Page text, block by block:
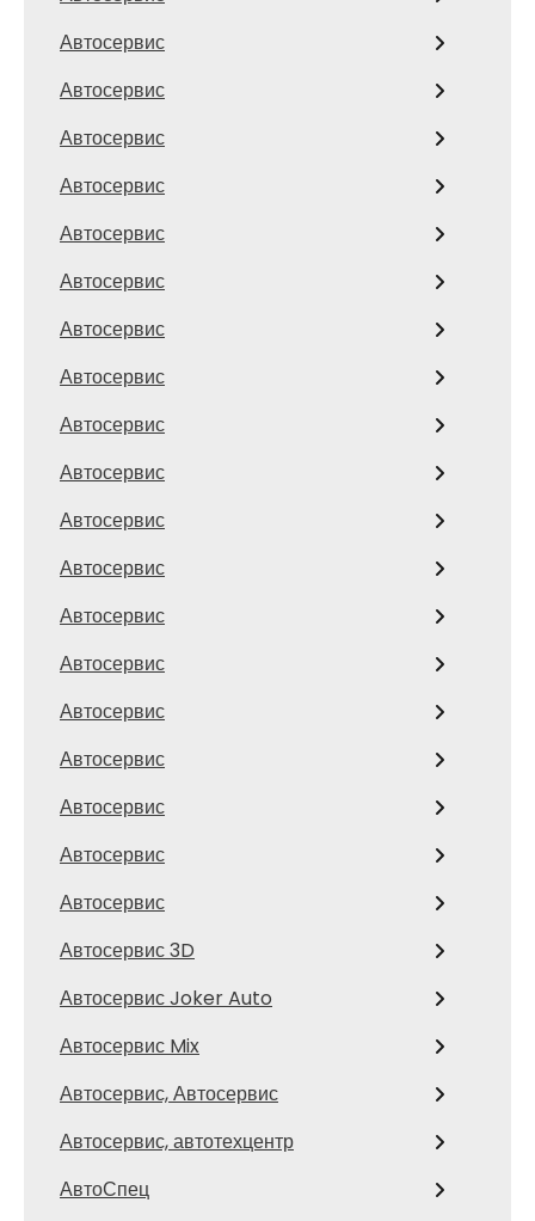
Автосервис
Автосервис
Автосервис
Автосервис
Автосервис
Автосервис
Автосервис
Автосервис
Автосервис
Автосервис
Автосервис
Автосервис
Автосервис
Автосервис
Автосервис
Автосервис
Автосервис
Автосервис
Автосервис
Автосервис 3D
Автосервис Joker Auto
Автосервис Mix
Автосервис, Автосервис
Автосервис, автотехцентр
АвтоСпец